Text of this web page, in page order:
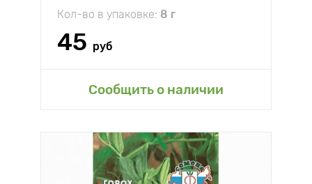
Кол-во в упаковке: 8 г
45 руб
Сообщить о наличии